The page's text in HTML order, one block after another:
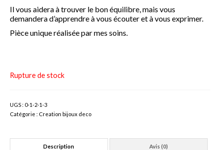
Sculpture de ballon
Création de contenu DIY
Book
DIY
Il vous aidera à trouver le bon équilibre, mais vous
demandera d’apprendre à vous écouter et à vous exprimer.
Pièce unique réalisée par mes soins.
Rupture de stock
UGS : 0-1-2-1-3
Catégorie : Creation bijoux deco
Description Avis (0)